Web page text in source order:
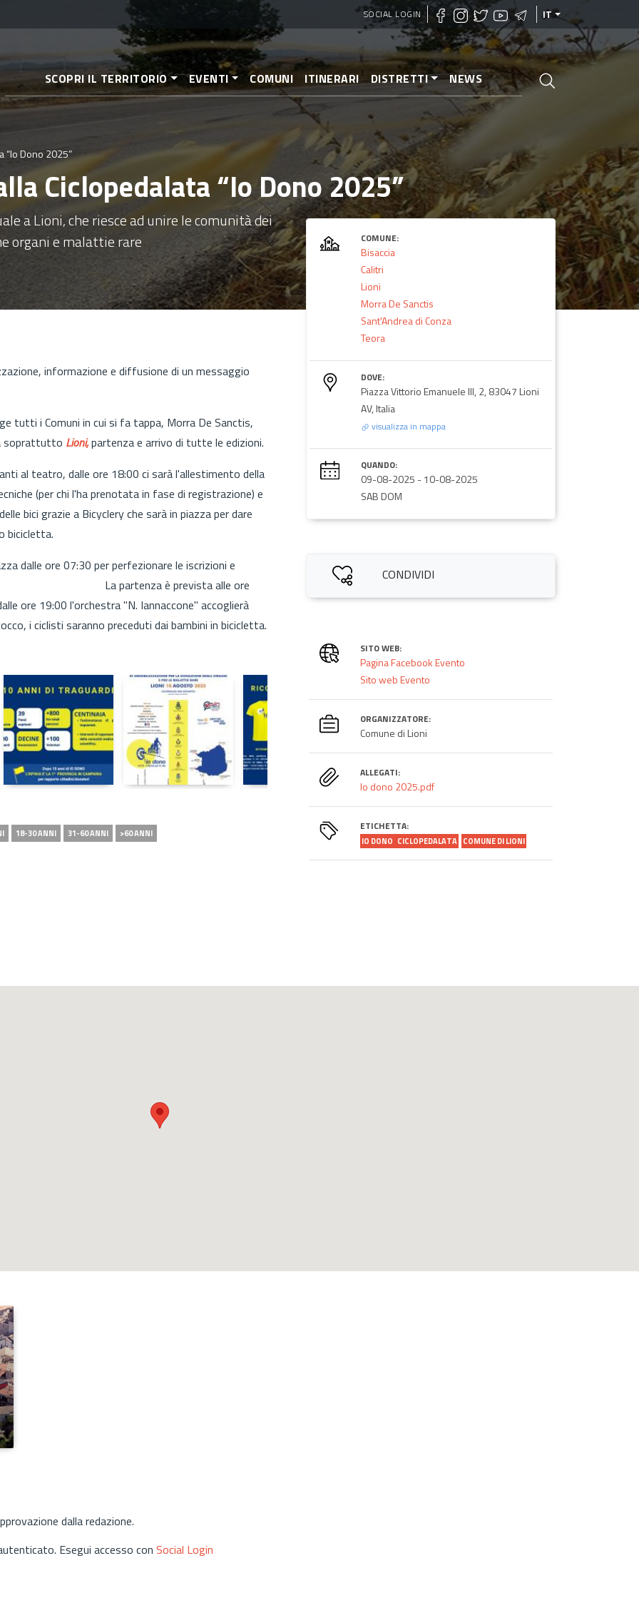
Salta
contenuto
principale
SOCIAL LOGIN IT
SCOPRI IL TERRITORIO EVENTI COMUNI ITINERARI DISTRETTI NEWS
“Io Dono 2025”
Ciclopedalata “Io Dono 2025”
a Lioni, che riesce ad unire le comunità dei
organi e malattie rare
informazione e diffusione di un messaggio
tutti i Comuni in cui si fa tappa, Morra De Sanctis,
soprattutto Lioni,partenza e arrivo di tutte le edizioni.
al teatro, dalle ore 18:00 ci sarà l'allestimento della
(per chi l'ha prenotata in fase di registrazione) e
bici grazie a Bicyclery che sarà in piazza per dare
bicicletta.
dalle ore 07:30 per perfezionare le iscrizioni e
La partenza è prevista alle ore
ore 19:00 l'orchestra "N. Iannaccone" accoglierà
i ciclisti saranno preceduti dai bambini in bicicletta.
18-30 ANNI 31-60 ANNI >60 ANNI
COMUNE:
Bisaccia
Calitri
Lioni
Morra De Sanctis
Sant'Andrea di Conza
Teora
DOVE:
Piazza Vittorio Emanuele III, 2, 83047 Lioni
AV, Italia
visualizza in mappa
QUANDO:
09-08-2025 -10-08-2025
SAB DOM
CONDIVIDI
SITO WEB:
Pagina Facebook Evento
Sito web Evento
ORGANIZZATORE:
Comune di Lioni
ALLEGATI:
Io dono 2025.pdf
ETICHETTA:
IO DONO CICLOPEDALATA COMUNE DI LIONI
dalla redazione.
Esegui accesso con Social Login